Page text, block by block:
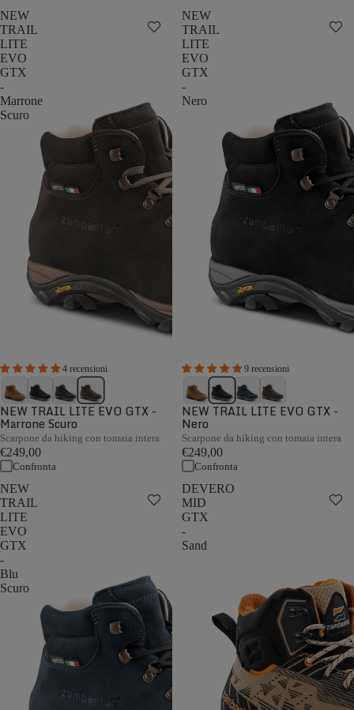
NEW
TRAIL
LITE
EVO
GTX
-
Marrone
Scuro
4 recensioni
NEW TRAIL LITE EVO GTX -
Marrone Scuro
Scarpone da hiking con tomaia intera
€249,00
Confronta
NEW
TRAIL
LITE
EVO
GTX
-
Nero
9 recensioni
NEW TRAIL LITE EVO GTX -
Nero
Scarpone da hiking con tomaia intera
€249,00
Confronta
NEW
TRAIL
LITE
EVO
GTX
-
Blu
Scuro
DEVERO
MID
GTX
-
Sand